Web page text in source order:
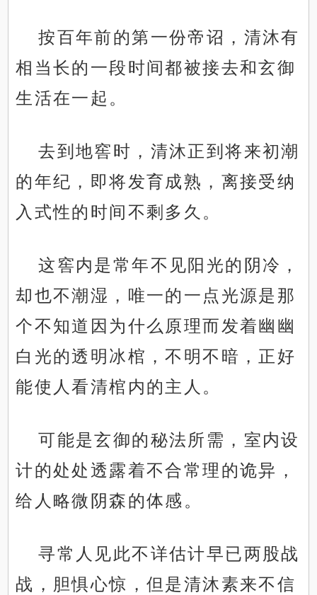
按百年前的第一份帝诏，清沐有
相当长的一段时间都被接去和玄御
生活在一起。
去到地窖时，清沐正到将来初潮
的年纪，即将发育成熟，离接受纳
入式性的时间不剩多久。
这窖内是常年不见阳光的阴冷，
却也不潮湿，唯一的一点光源是那
个不知道因为什么原理而发着幽幽
白光的透明冰棺，不明不暗，正好
能使人看清棺内的主人。
可能是玄御的秘法所需，室内设
计的处处透露着不合常理的诡异，
给人略微阴森的体感。
寻常人见此不详估计早已两股战
战，胆惧心惊，但是清沐素来不信